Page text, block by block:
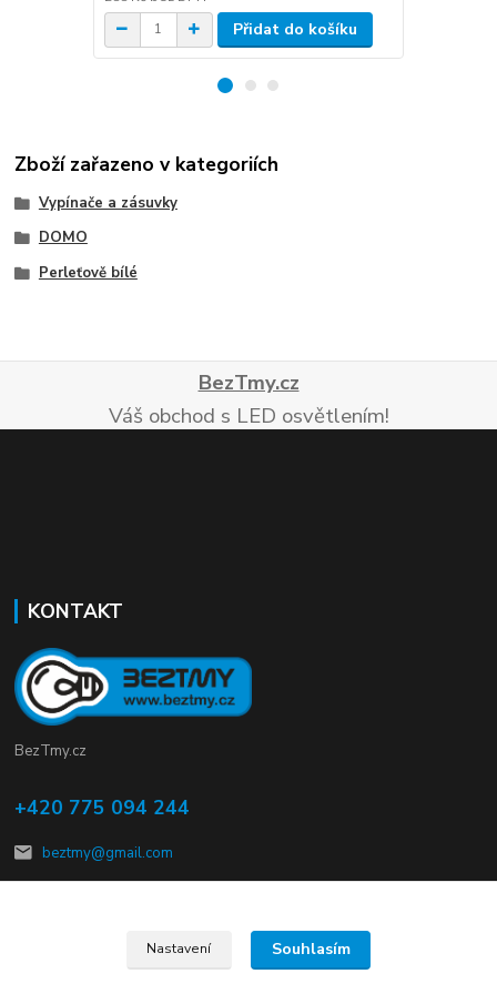
Přidat do košíku
Zboží zařazeno v kategoriích
Vypínače a zásuvky
DOMO
Perleťově bílé
BezTmy.cz
Váš obchod s LED osvětlením!
KONTAKT
BezTmy.cz
+420 775 094 244
beztmy@gmail.com
Nastavení Souhlasím